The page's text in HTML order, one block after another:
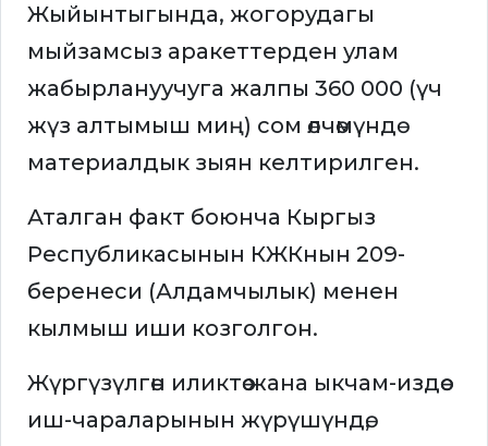
Жыйынтыгында, жогорудагы
мыйзамсыз аракеттерден улам
жабырлануучуга жалпы 360 000 (үч
жүз алтымыш миң) сом өлчөмүндө
материалдык зыян келтирилген.
Аталган факт боюнча Кыргыз
Республикасынын КЖКнын 209-
беренеси (Алдамчылык) менен
кылмыш иши козголгон.
Жүргүзүлгөн иликтөө жана ыкчам-издөө
иш-чараларынын жүрүшүндө,